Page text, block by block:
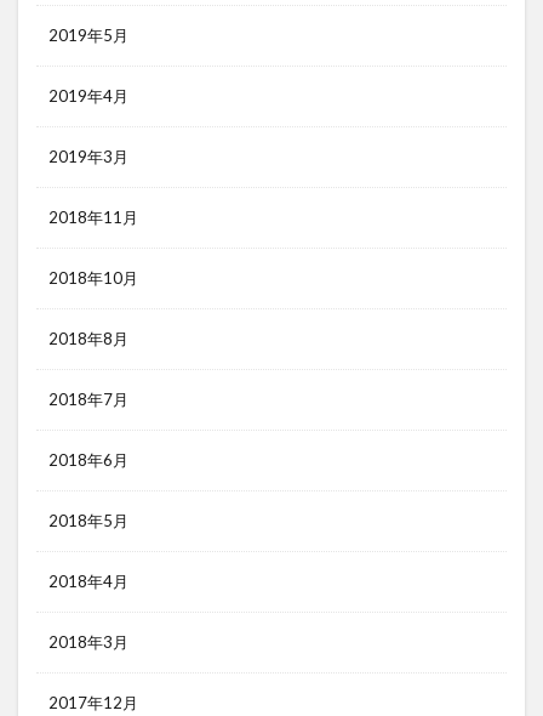
2019年5月
2019年4月
2019年3月
2018年11月
2018年10月
2018年8月
2018年7月
2018年6月
2018年5月
2018年4月
2018年3月
2017年12月